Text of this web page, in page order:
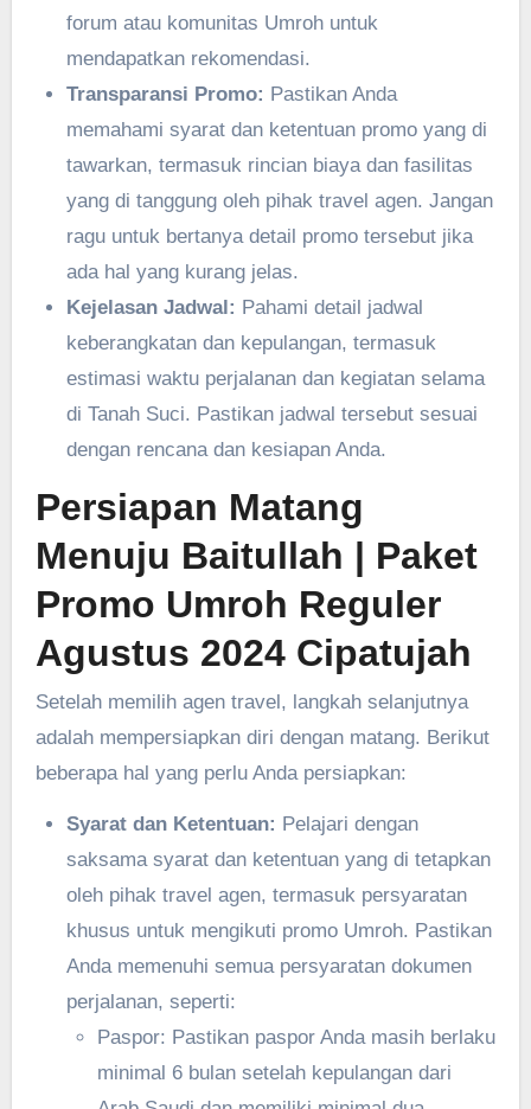
forum atau komunitas Umroh untuk
mendapatkan rekomendasi.
Transparansi Promo: Pastikan Anda
memahami syarat dan ketentuan promo yang di
tawarkan, termasuk rincian biaya dan fasilitas
yang di tanggung oleh pihak travel agen. Jangan
ragu untuk bertanya detail promo tersebut jika
ada hal yang kurang jelas.
Kejelasan Jadwal: Pahami detail jadwal
keberangkatan dan kepulangan, termasuk
estimasi waktu perjalanan dan kegiatan selama
di Tanah Suci. Pastikan jadwal tersebut sesuai
dengan rencana dan kesiapan Anda.
Persiapan Matang
Menuju Baitullah | Paket
Promo Umroh Reguler
Agustus 2024 Cipatujah
Setelah memilih agen travel, langkah selanjutnya
adalah mempersiapkan diri dengan matang. Berikut
beberapa hal yang perlu Anda persiapkan:
Syarat dan Ketentuan: Pelajari dengan
saksama syarat dan ketentuan yang di tetapkan
oleh pihak travel agen, termasuk persyaratan
khusus untuk mengikuti promo Umroh. Pastikan
Anda memenuhi semua persyaratan dokumen
perjalanan, seperti:
Paspor: Pastikan paspor Anda masih berlaku
minimal 6 bulan setelah kepulangan dari